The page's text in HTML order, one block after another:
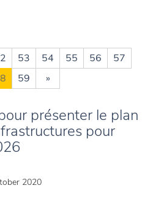
53 54 55 56
57
59 »
présenter le plan
pour
2020